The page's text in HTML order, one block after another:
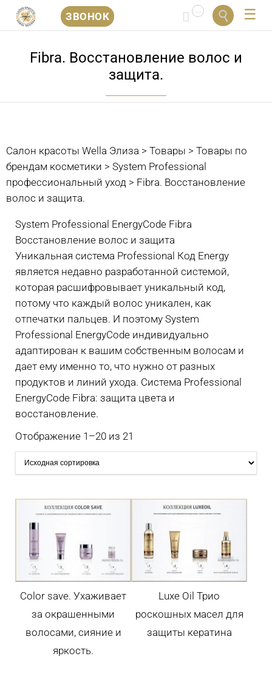
ЗВОНОК  
Fibra. Восстановление волос и
защита.
Салон красоты Wella Элиза > Товары > Товары по
брендам косметики > System Professional
профессиональный уход > Fibra. Восстановление
волос и защита.
System Professional EnergyCode Fibra
Восстановление волос и защита
Уникальная система Professional Код Energy
является недавно разработанной системой,
которая расшифровывает уникальный код,
потому что каждый волос уникален, как
отпечатки пальцев. И поэтому System
Professional EnergyCode индивидуально
адаптирован к вашим собственным волосам и
дает ему именно то, что нужно от разных
продуктов и линий ухода. Система Professional
EnergyCode Fibra: защита цвета и
восстановление.
Отображение 1–20 из 21
Color save. Ухаживает
за окрашенными
волосами, сияние и
яркость.
Luxe Oil Трио
роскошных масел для
защиты кератина